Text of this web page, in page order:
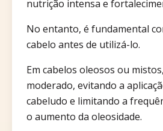
nutrição intensa e
No entanto, é fundamental
cabelo antes de utilizá-lo.
Em cabelos oleosos ou
moderado, evitando a
cabeludo e limitando a
o aumento da oleosidade.​